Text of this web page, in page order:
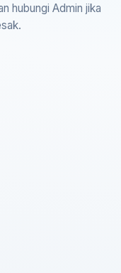
hubungi Admin jika